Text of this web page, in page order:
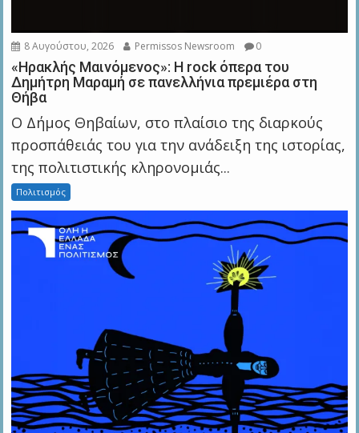
8 Αυγούστου, 2026 Permissos Newsroom 0
«Ηρακλής Μαινόμενος»: H rock όπερα του
Δημήτρη Μαραμή σε πανελλήνια πρεμιέρα στη
Θήβα
Ο Δήμος Θηβαίων, στο πλαίσιο της διαρκούς
προσπάθειάς του για την ανάδειξη της ιστορίας,
της πολιτιστικής κληρονομιάς...
Πολιτισμός